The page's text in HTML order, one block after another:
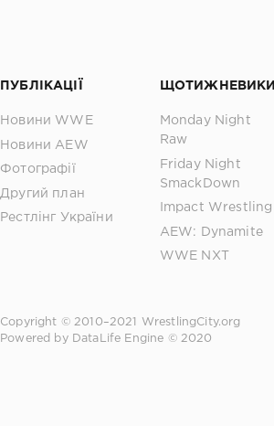
ПУБЛІКАЦІЇ
Новини WWE
Новини AEW
Фотографії
Другий план
Рестлінг України
ЩОТИЖНЕВИКИ
Monday Night
Raw
Friday Night
SmackDown
Impact Wrestling
AEW: Dynamite
WWE NXT
Copyright © 2010–2021
WrestlingCity.org
Powered by DataLife Engine © 2020